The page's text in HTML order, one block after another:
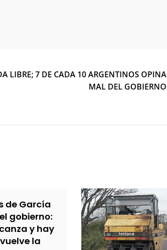
LIBRE; 7 DE CADA 10 ARGENTINOS OPINA
MAL DEL GOBIERNO
de García
gobierno:
y hay
la